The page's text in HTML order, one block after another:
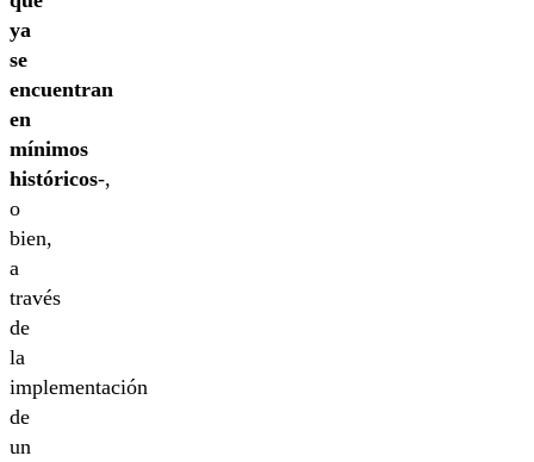
ya
se
encuentran
en
mínimos
históricos-,
o
bien,
a
través
de
la
implementación
de
un